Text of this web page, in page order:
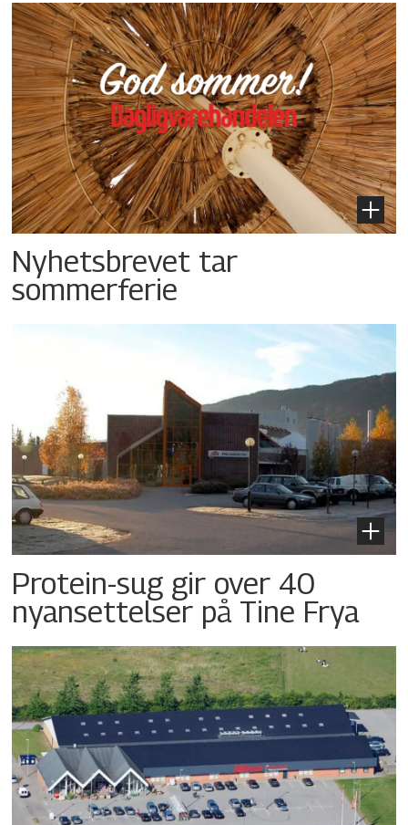
Nyhetsbrevet tar
sommerferie
Protein-sug gir over 40
nyansettelser på Tine Frya